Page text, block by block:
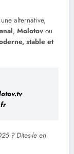
une alternative,
, Molotov ou
stable et
? Dites-le en